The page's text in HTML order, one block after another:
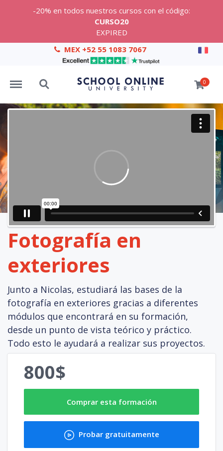
-20% en todos nuestros cursos con el código:
CURSO20
EXPIRED
MEX +52 55 1083 7067
Menu Search 0
Fotografía en
exteriores
Junto a Nicolas, estudiará las bases de la
fotografía en exteriores gracias a diferentes
módulos que encontrará en su formación,
desde un punto de vista teórico y práctico.
Todo esto le ayudará a realizar sus proyectos.
800$
Comprar esta formación
Probar gratuitamente